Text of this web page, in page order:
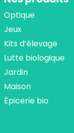
Optique
Jeux
Kits d’élevage
Lutte biologique
Jardin
Maison
Épicerie bio